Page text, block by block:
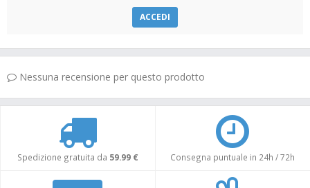
ACCEDI
Nessuna recensione per questo prodotto
Spedizione gratuita da 59.99 € Consegna puntuale in 24h / 72h